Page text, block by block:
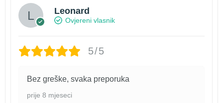
Leonard
Ovjereni vlasnik
5/5
Bez greške, svaka preporuka
prije 8 mjeseci